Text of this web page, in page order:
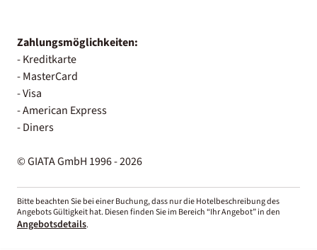
Zahlungsmöglichkeiten:
- Kreditkarte
- MasterCard
- Visa
- American Express
- Diners
© GIATA GmbH 1996 - 2026
Bitte beachten Sie bei einer Buchung, dass nur die Hotelbeschreibung des
Angebots Gültigkeit hat. Diesen finden Sie im Bereich “Ihr Angebot” in den
Angebotsdetails.